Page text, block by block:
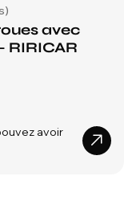
avec
RIRICAR
avoir